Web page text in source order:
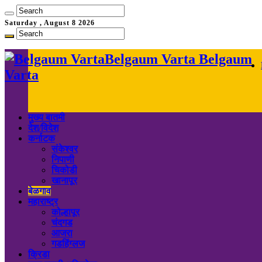
Saturday , August 8 2026
Belgaum Varta Belgaum
Varta
मुख्य बातमी
देश/विदेश
कर्नाटक
संकेश्वर
निपाणी
चिकोडी
खानापूर
बेळगाव
महाराष्ट्र
कोल्हापूर
चंदगड
आजरा
गडहिंग्लज
क्रिडा